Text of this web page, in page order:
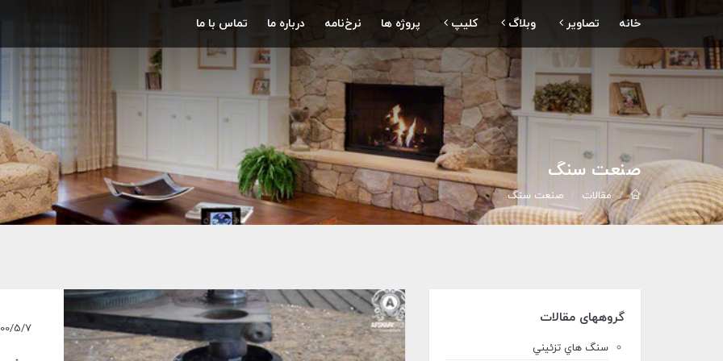
خانه تصاویر وبلاگ کلیپ پروژه ها نرخ‌نامه درباره ما تماس با ما
صنعت سنگ
مقالات صنعت سنگ
5/7
گروههای مقالات
سنگ هاي تزئيني